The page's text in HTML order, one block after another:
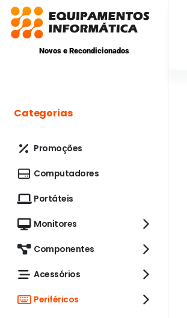
Novos e Recondicionados
Categorias
Promoções
Computadores
Portáteis
Monitores
Componentes
Acessórios
Periféricos